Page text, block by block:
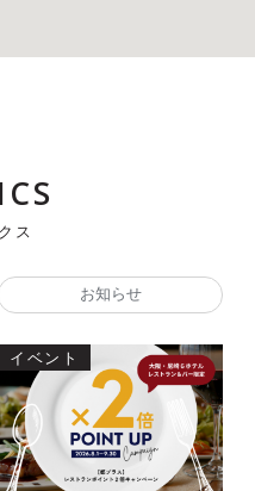
ス
お知らせ
イベント